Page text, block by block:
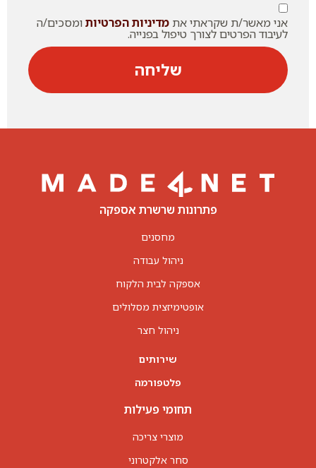
אני מאשר/ת שקראתי את מדיניות הפרטיותומסכים/ה
לעיבוד הפרטים לצורך טיפול בפנייה.
שליחה
פתרונות שרשרת אספקה
מחסנים
ניהול עבודה
אספקה לבית הלקוח
אופטימיזצית מסלולים
ניהול חצר
שירותים
פלטפורמה
תחומי פעילות
מוצרי צריכה
סחר אלקטרוני